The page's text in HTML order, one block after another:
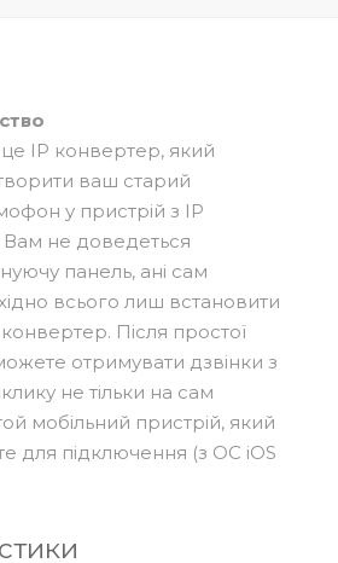
IP конвертер, який
ваш старий
у пристрій з IP
не доведеться
панель, ані сам
всього лиш встановити
Після простої
отримувати дзвінки з
не тільки на сам
мобільний пристрій, який
для підключення (з OC iOS